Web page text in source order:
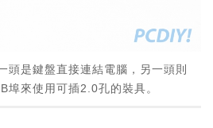
頭是鍵盤直接連結電腦，另一頭則
埠來使用可插2.0孔的裝具。